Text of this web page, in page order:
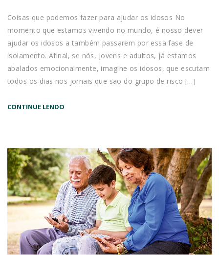
Coisas que podemos fazer para ajudar os idosos No
momento que estamos vivendo no mundo, é nosso dever
ajudar os idosos a também passarem por essa fase de
isolamento. Afinal, se nós, jovens e adultos, já estamos
abalados emocionalmente, imagine os idosos, que escutam
todos os dias nos jornais que são do grupo de risco […]
CONTINUE LENDO